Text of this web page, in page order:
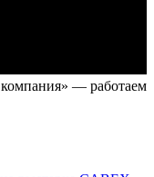
— работаем